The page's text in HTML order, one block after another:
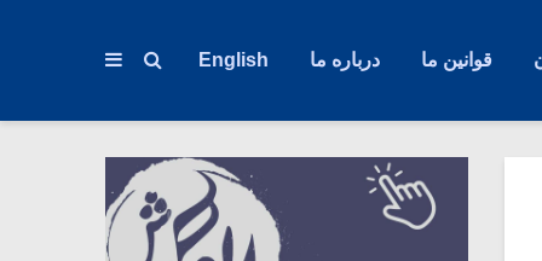
قوانین ما درباره ما English